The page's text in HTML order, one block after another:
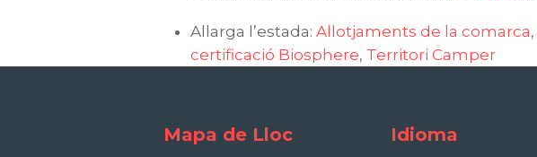
Allarga l’estada: Allotjaments de la comarca,
certificació Biosphere, Territori Camper
Mapa de Lloc Idioma